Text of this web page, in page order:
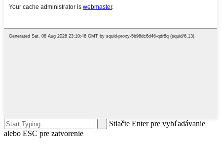
Stlačte Enter pre vyhľadávanie
alebo ESC pre zatvorenie